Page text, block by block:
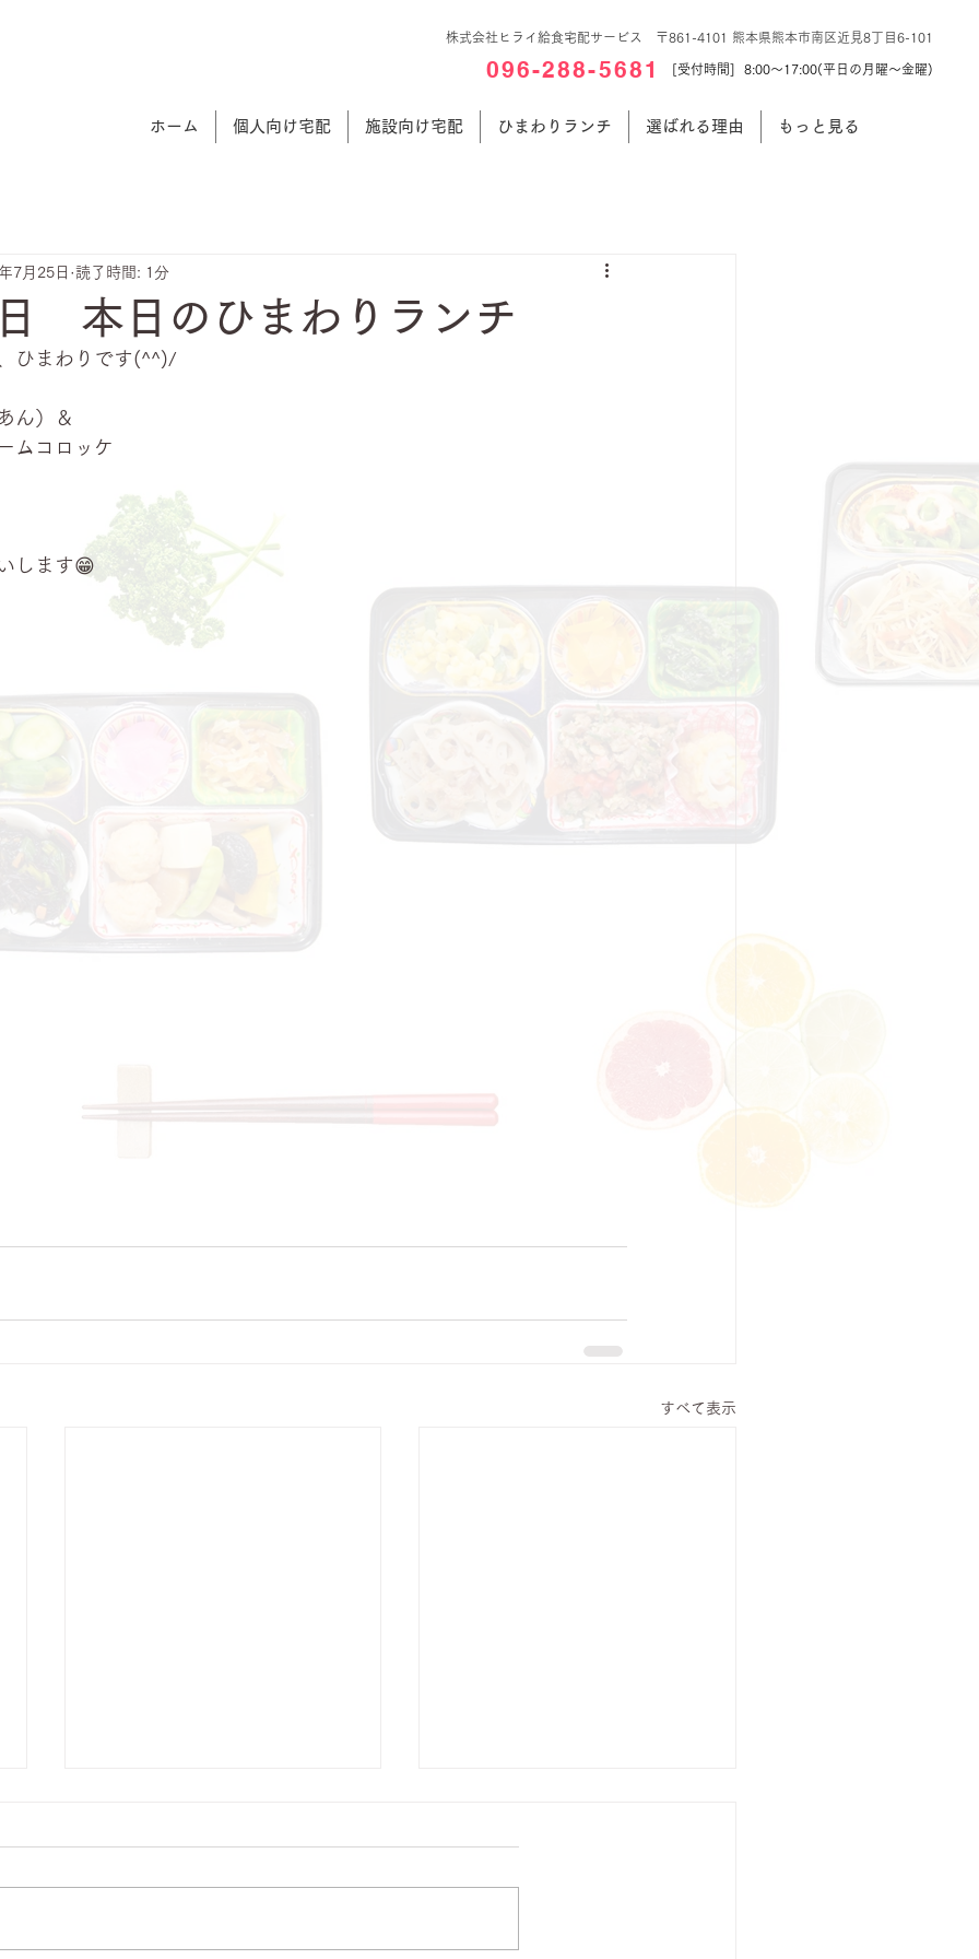
株式会社ヒライ給食宅配サービス 〒861-4101 熊本県熊本市南区近見8丁目6-101
096-288-5681 [受付時間] 8:00～17:00(平日の月曜～金曜)
ホーム 個人向け宅配 施設向け宅配 ひまわりランチ 選ばれる理由 もっと見る
本日のひまわりランチ
7月25日 読了時間: 1分
ひまわりです(^^)/
ん）＆
ムコロッケ
します😁
すべて表示